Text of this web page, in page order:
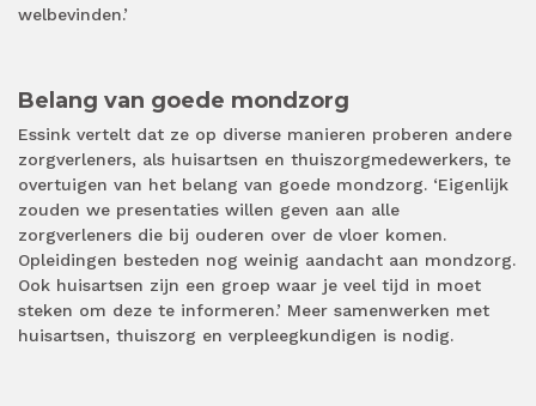
welbevinden.’
Belang van goede mondzorg
Essink vertelt dat ze op diverse manieren proberen andere
zorgverleners, als huisartsen en thuiszorgmedewerkers, te
overtuigen van het belang van goede mondzorg. ‘Eigenlijk
zouden we presentaties willen geven aan alle
zorgverleners die bij ouderen over de vloer komen.
Opleidingen besteden nog weinig aandacht aan mondzorg.
Ook huisartsen zijn een groep waar je veel tijd in moet
steken om deze te informeren.’ Meer samenwerken met
huisartsen, thuiszorg en verpleegkundigen is nodig.